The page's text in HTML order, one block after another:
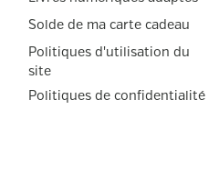
Solde de ma carte cadeau
Politiques d'utilisation du
site
Politiques de confidentialité